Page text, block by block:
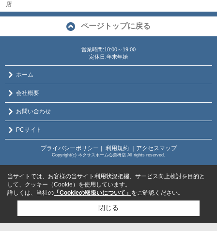
店
ページトップに戻る
営業時間:10:00～19:00
定休日:年末年始
ホーム
会社概要
お問い合わせ
PCサイト
プライバシーポリシー ｜ 利用規約 ｜アクセスマップ
Copyright(c) ネクサスホーム心斎橋店 All rights reserved.
当サイトでは、お客様の当サイト利用状況把握、サービス向上検討を目的と
して、クッキー（Cookie）を使用しています。
詳しくは、当社の 「Cookieの取扱いについて」 をご確認ください。
閉じる